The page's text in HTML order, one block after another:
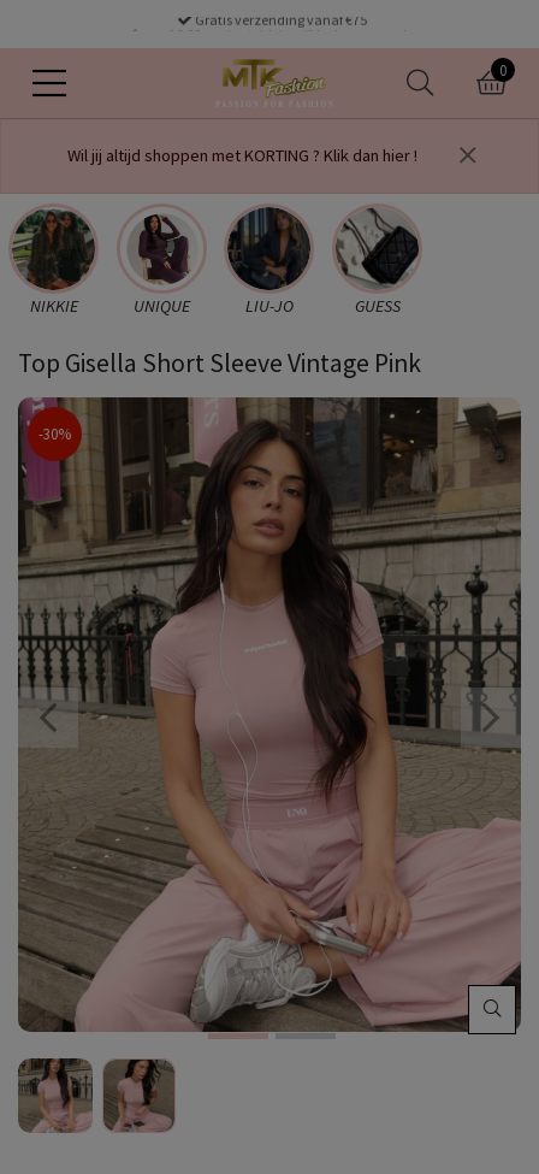
voor 16.00 uur besteld dezelfde dag verzonden
Gratis verzending vanaf €75
0
Wil jij altijd shoppen met KORTING ? Klik dan hier !
NIKKIE UNIQUE LIU-JO GUESS
Top Gisella Short Sleeve Vintage Pink
-30%